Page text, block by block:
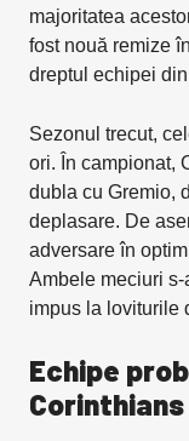
majoritatea
fost nouă remize
dreptul echipei
Sezonul trecut,
ori. În campionat,
dubla cu Gremio,
deplasare. De
adversare în
Ambele meciuri
impus la loviturile
Echipe